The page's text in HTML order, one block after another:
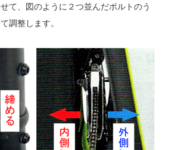
て、図のように２つ並んだボルトのう
調整します。